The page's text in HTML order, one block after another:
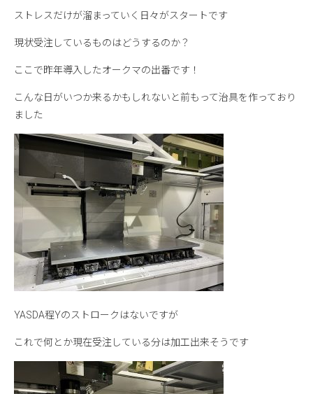
ストレスだけが溜まっていく日々がスタートです
現状受注しているものはどうするのか？
ここで昨年導入したオークマの出番です！
こんな日がいつか来るかもしれないと前もって治具を作っており
ました
YASDA程Yのストロークはないですが
これで何とか現在受注している分は加工出来そうです